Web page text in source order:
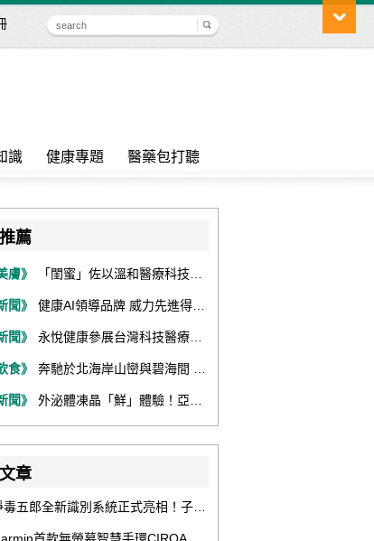
識 健康專題 醫藥包打聽
薦
膚》 「閨蜜」佐以溫和醫療科技，陪伴女性找回身體舒適與自信
聞》 健康AI領導品牌 威力先進得獎不斷 同獲『玉山獎』『金炬獎』最高肯定
聞》 永悅健康參展台灣科技醫療展 展現數位健康全場景整合能力
食》 奔馳於北海岸山巒與碧海間 跑出屬於你的生命之光 『2026光境半程馬拉松挑戰賽－升龍道』火熱報名中
聞》 外泌體凍晶「鮮」體驗！亞家生技解鎖24個月高活性 專利瓶蓋「秒回溶」超驚艷！醫科展秀「睛」亮神采
章
五郎全新識別系統正式亮相！子品牌然本再推體香噴霧新產品！